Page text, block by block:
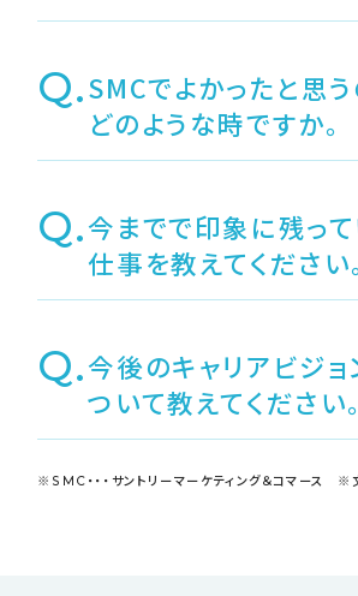
Q.SMCでよかったと思
どのような時ですか。
Q.今までで印象に残って
仕事を教えてください。
Q.今後のキャリアビジョ
ついて教えてください
※SMC・・・サントリーマーケティング＆コマース ※